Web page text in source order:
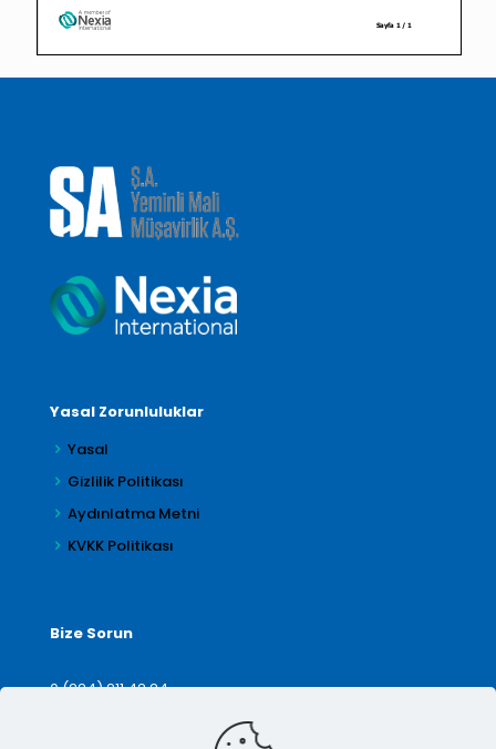
Yasal Zorunluluklar
Yasal
Gizlilik Politikası
Aydınlatma Metni
KVKK Politikası
Bize Sorun
0 (224) 211 42 24